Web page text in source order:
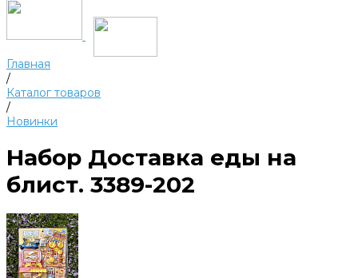
Главная
/
Каталог товаров
/
Новинки
Набор Доставка еды на
блист. 3389-202